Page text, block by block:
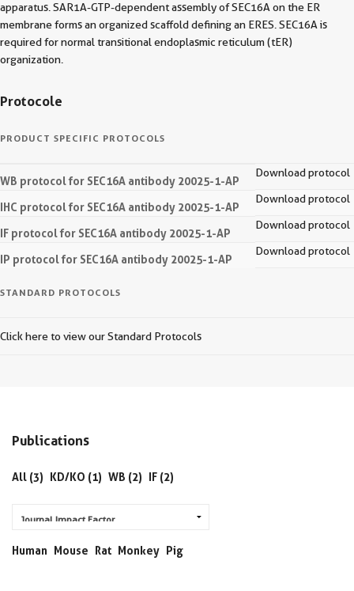
apparatus. SAR1A-GTP-dependent assembly of SEC16A on the ER
membrane forms an organized scaffold defining an ERES. SEC16A is
required for normal transitional endoplasmic reticulum (tER)
organization.
Protocole
PRODUCT SPECIFIC PROTOCOLS
WB protocol for SEC16A antibody 20025-1-AP
Download protocol
IHC protocol for SEC16A antibody 20025-1-AP
Download protocol
IF protocol for SEC16A antibody 20025-1-AP
Download protocol
IP protocol for SEC16A antibody 20025-1-AP
Download protocol
STANDARD PROTOCOLS
Click here to view our Standard Protocols
Publications
All (3) KD/KO (1) WB (2) IF (2)
Human Mouse Rat Monkey Pig